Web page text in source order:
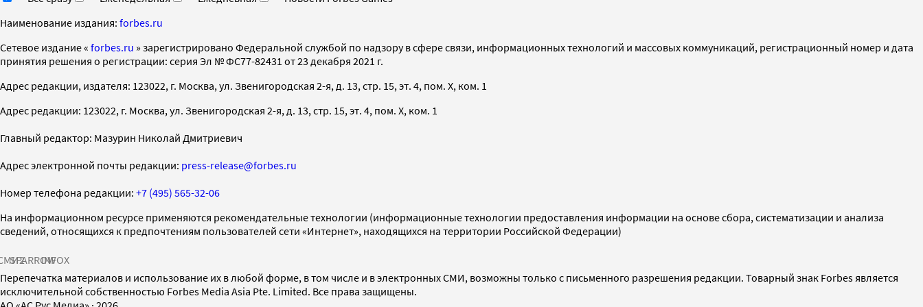
Наименование издания: forbes.ru
Cетевое издание « forbes.ru » зарегистрировано Федеральной службой по надзору в сфере связи, информационных технологий и массовых коммуникаций, регистрационный номер и дата
принятия решения о регистрации: серия Эл № ФС77-82431 от 23 декабря 2021 г.
Адрес редакции, издателя: 123022, г. Москва, ул. Звенигородская 2-я, д. 13, стр. 15, эт. 4, пом. X, ком. 1
Адрес редакции: 123022, г. Москва, ул. Звенигородская 2-я, д. 13, стр. 15, эт. 4, пом. X, ком. 1
Главный редактор: Мазурин Николай Дмитриевич
Адрес электронной почты редакции: press-release@forbes.ru
Номер телефона редакции: +7 (495) 565-32-06
На информационном ресурсе применяются рекомендательные технологии (информационные технологии предоставления информации на основе сбора, систематизации и анализа
сведений, относящихся к предпочтениям пользователей сети «Интернет», находящихся на территории Российской Федерации)
SPARROWINFOX
Перепечатка материалов и использование их в любой форме, в том числе и в электронных СМИ, возможны только с письменного разрешения редакции. Товарный знак Forbes является
исключительной собственностью Forbes Media Asia Pte. Limited. Все права защищены.